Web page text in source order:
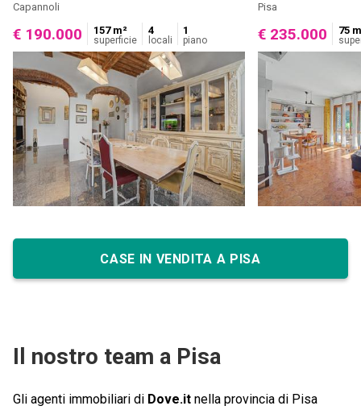
Capannoli
€ 190.000 157 m²
superficie
4
locali
1
piano
Pisa
€ 235.000 75
CASE IN VENDITA A PISA
Il nostro team a Pisa
Gli agenti immobiliari di Dove.it nella provincia di Pisa